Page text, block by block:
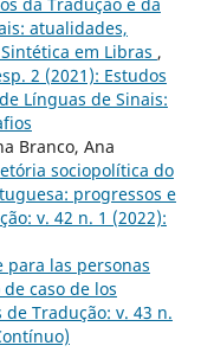
atualidades,
em Libras ,
2 (2021): Estudos
Línguas de Sinais:
Branco, Ana
sociopolítica do
progressos e
v. 42 n. 1 (2022):
para las personas
caso de los
de Tradução: v. 43 n.